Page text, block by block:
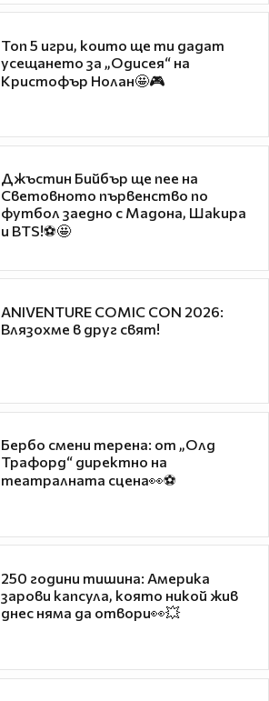
Топ 5 игри, които ще ти дадат
усещането за „Одисея“ на
Кристофър Нолан🤩🎮
Джъстин Бийбър ще пее на
Световното първенство по
футбол заедно с Мадона, Шакира
и BTS!⚽🤩
ANIVENTURE COMIC CON 2026:
Влязохме в друг свят!
Бербо смени терена: от „Олд
Трафорд“ директно на
театралната сцена👀⚽
250 години тишина: Америка
зарови капсула, която никой жив
днес няма да отвори👀💥